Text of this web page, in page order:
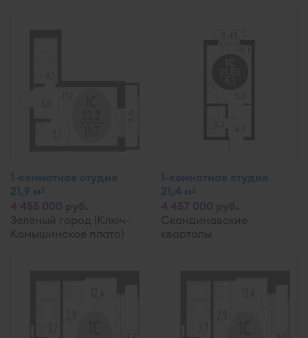
1-комнатная студия
21,9 м2
Зеленый город (Ключ-
Камышинское плато)
1-комнатная студия
21,4 м2
Скандинавские
кварталы